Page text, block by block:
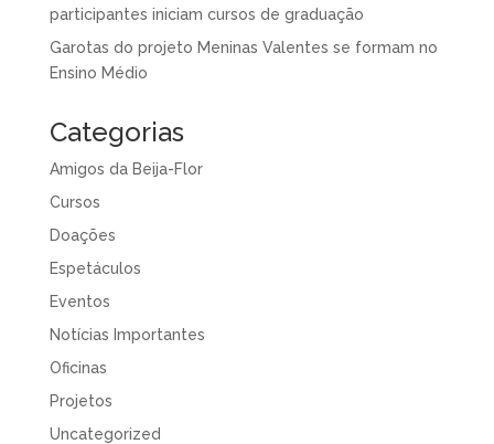
participantes iniciam cursos de graduação
Garotas do projeto Meninas Valentes se formam no
Ensino Médio
Categorias
Amigos da Beija-Flor
Cursos
Doações
Espetáculos
Eventos
Notícias Importantes
Oficinas
Projetos
Uncategorized